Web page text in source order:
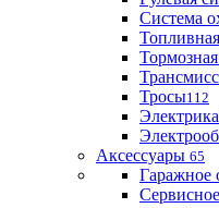
Система
Тросы112
Электрика
Аксессуары 65
Гаражное